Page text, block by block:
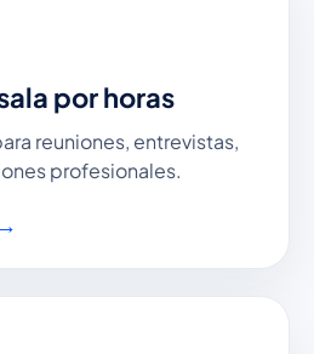
por horas
reuniones, entrevistas,
profesionales.